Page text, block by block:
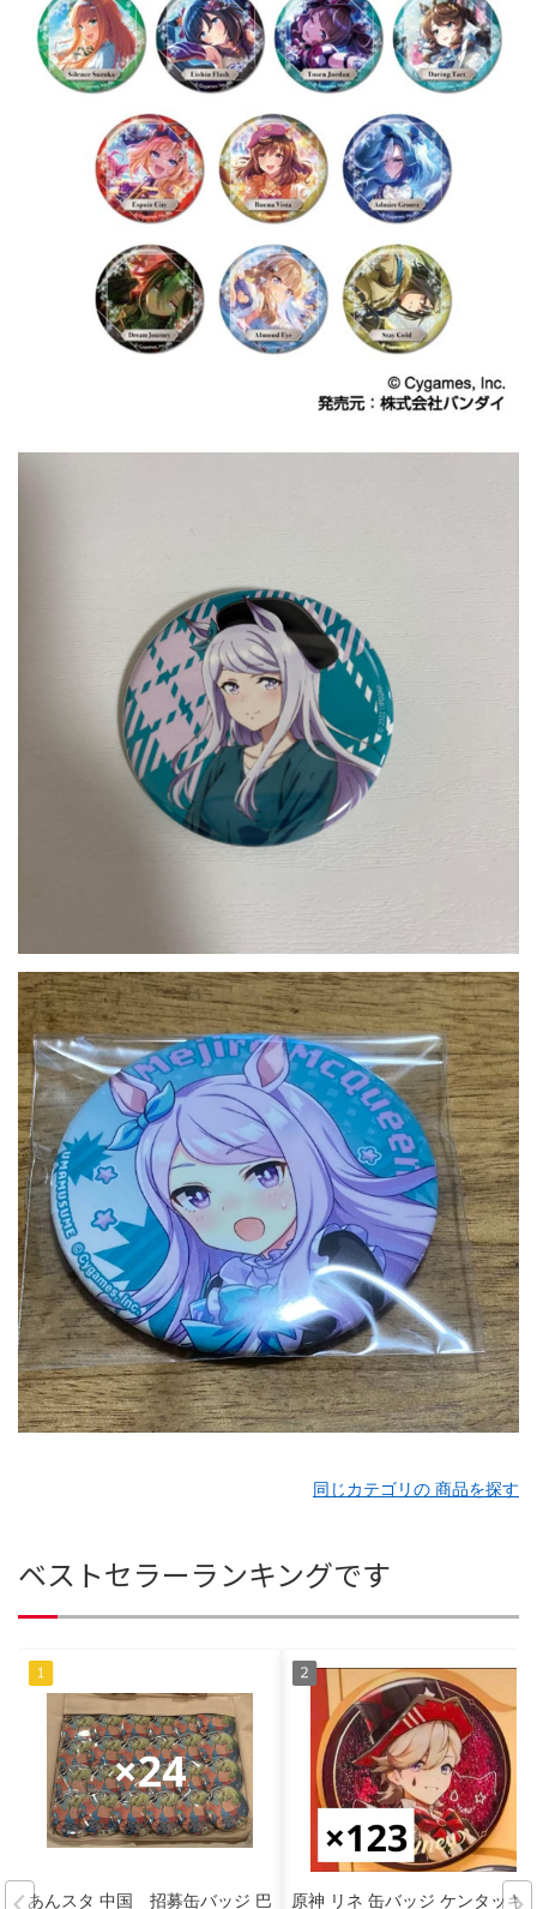
同じカテゴリの 商品を探す
ベストセラーランキングです
あんスタ 中国 招募缶バッジ 巴 原神 リネ 缶バッジ ケンタッキ